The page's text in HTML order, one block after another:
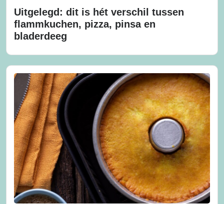
Uitgelegd: dit is hét verschil tussen
flammkuchen, pizza, pinsa en
bladerdeeg